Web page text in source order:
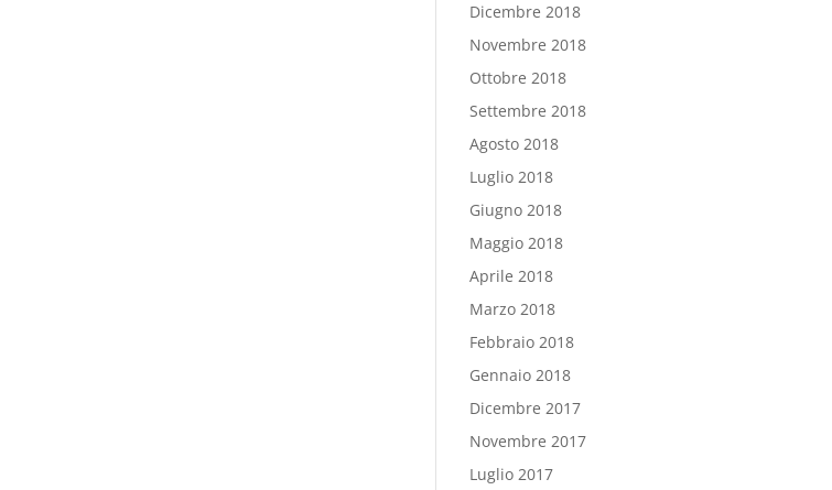
Dicembre 2018
Novembre 2018
Ottobre 2018
Settembre 2018
Agosto 2018
Luglio 2018
Giugno 2018
Maggio 2018
Aprile 2018
Marzo 2018
Febbraio 2018
Gennaio 2018
Dicembre 2017
Novembre 2017
Luglio 2017